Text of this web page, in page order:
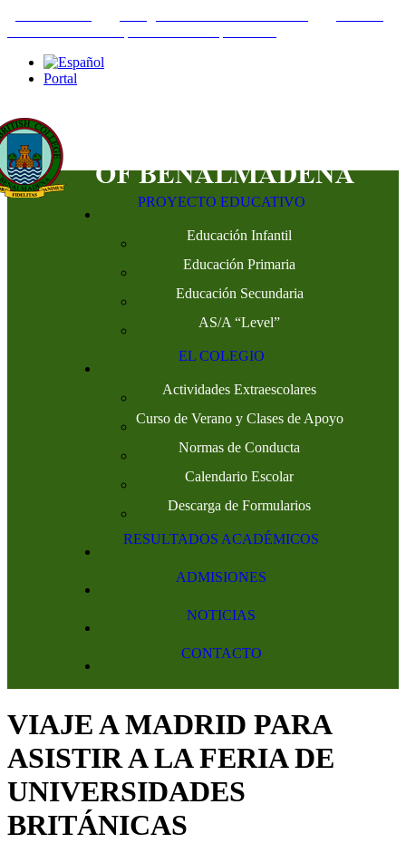
Portal
PROYECTO EDUCATIVO
Educación Infantil
Educación Primaria
Educación Secundaria
AS/A “Level”
EL COLEGIO
Actividades Extraescolares
Curso de Verano y Clases de Apoyo
Normas de Conducta
Calendario Escolar
Descarga de Formularios
RESULTADOS ACADÉMICOS
ADMISIONES
NOTICIAS
CONTACTO
VIAJE A MADRID PARA
ASISTIR A LA FERIA DE
UNIVERSIDADES
BRITÁNICAS